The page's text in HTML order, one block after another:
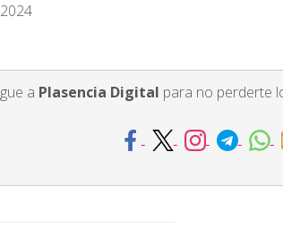
a Plasencia Digital para no perderte